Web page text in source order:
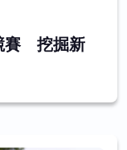
賽 挖掘新